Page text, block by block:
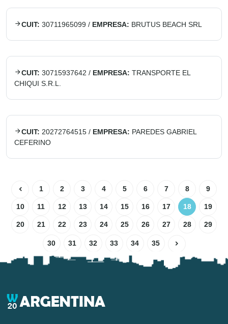
CUIT: 30711965099 / EMPRESA: BRUTUS BEACH SRL
CUIT: 30715937642 / EMPRESA: TRANSPORTE EL
CHIQUI S.R.L.
CUIT: 20272764515 / EMPRESA: PAREDES GABRIEL
CEFERINO
1 2 3 4 5 6 7 8 9
10 11 12 13 14 15 16 17 18 19
20 21 22 23 24 25 26 27 28 29
30 31 32 33 34 35